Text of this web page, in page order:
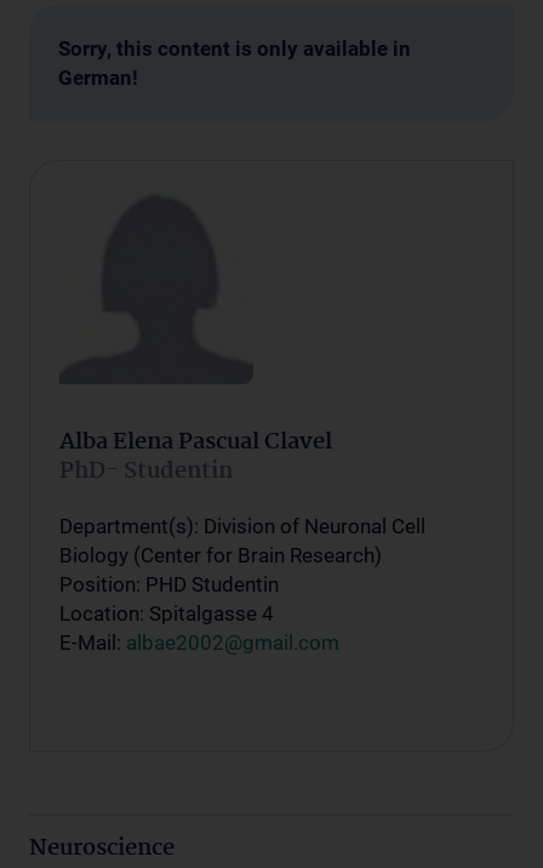
Sorry, this content is only available in
German!
Alba Elena Pascual Clavel
PhD- Studentin
Department(s): Division of Neuronal Cell
Biology (Center for Brain Research)
Position: PHD Studentin
Location: Spitalgasse 4
E-Mail: albae2002@gmail.com
Neuroscience